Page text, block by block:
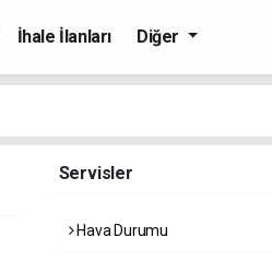
İhale İlanları
Diğer
Servisler
Hava Durumu